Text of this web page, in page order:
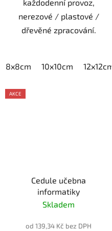
každodenní provoz,
nerezové / plastové /
dřevěné zpracování.
8x8cm 10x10cm 12x12cm
AKCE
Cedule učebna
informatiky
Skladem
od 139,34 Kč bez DPH